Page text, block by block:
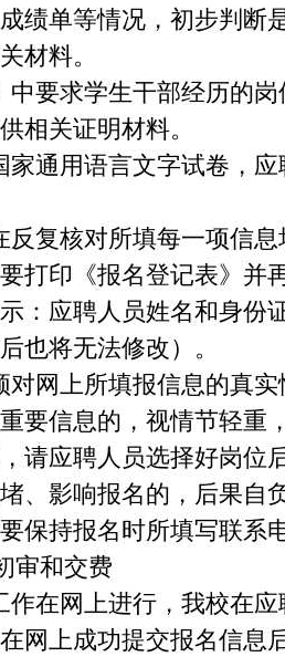
绩单等情况，初步判断
材料。
要求学生干部经历的岗
相关证明材料。
通用语言文字试卷，应
复核对所填每一项信息
打印《报名登记表》并
：应聘人员姓名和身份
也将无法修改）。
网上所填报信息的真实
要信息的，视情节轻重
应聘人员选择好岗位
、影响报名的，后果自
持报名时所填写联系
和交费
在网上进行，我校在应
网上成功提交报名信息